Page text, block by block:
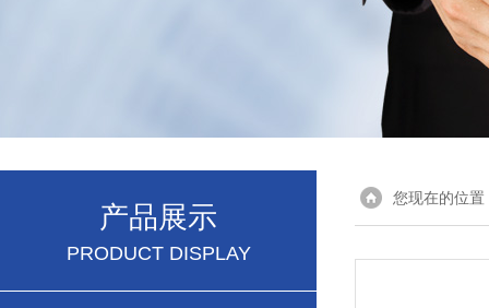
产品展示
PRODUCT DISPLAY
您现在的位置